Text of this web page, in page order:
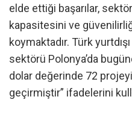
elde ettiği başarılar,
kapasitesini ve
koymaktadır. Türk
sektörü Polonya’da
dolar değerinde 72
geçirmiştir” ifadelerini